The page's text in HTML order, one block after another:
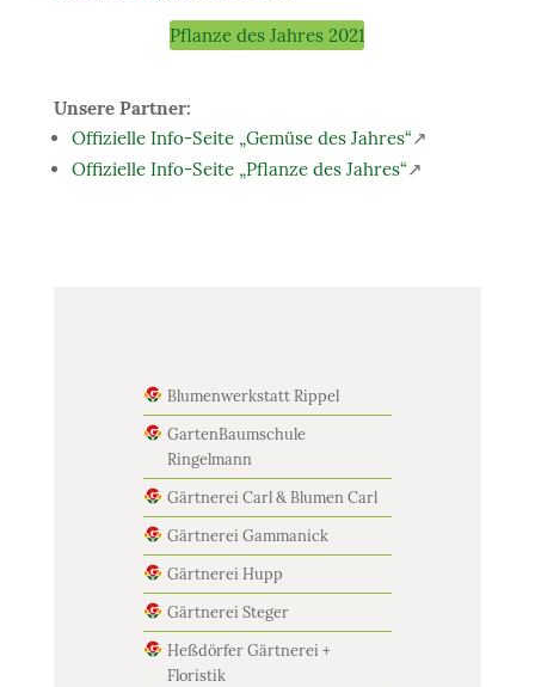
Pflanze des Jahres 2021
Unsere Partner:
Offizielle Info-Seite „Gemüse des Jahres“↗
Offizielle Info-Seite „Pflanze des Jahres“↗
Blumenwerkstatt Rippel
GartenBaumschule
Ringelmann
Gärtnerei Carl & Blumen Carl
Gärtnerei Gammanick
Gärtnerei Hupp
Gärtnerei Steger
Heßdörfer Gärtnerei +
Floristik